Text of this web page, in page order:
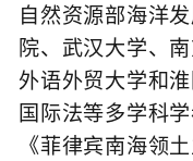
自然资源部海洋
院、武汉大学、
外语外贸大学和
国际法等多学科
《菲律宾南海领